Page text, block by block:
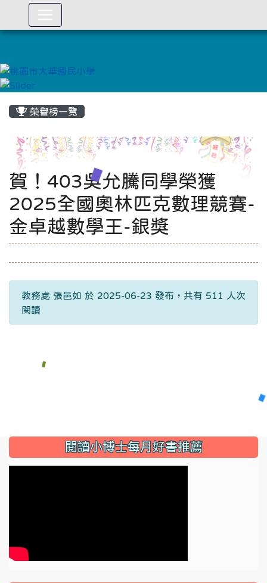
榮譽榜一覽
賀！403吳允騰同學榮獲
2025全國奧林匹克數理競賽-
金卓越數學王-銀獎
教務處 張邑如 於 2025-06-23 發布，共有 511 人次
閱讀
::: 閱讀小博士每月好書推薦